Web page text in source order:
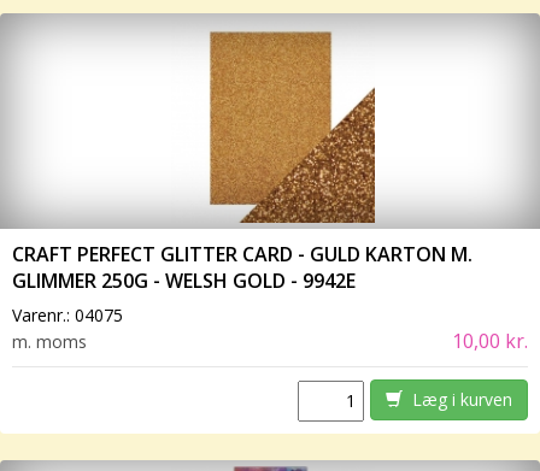
CRAFT PERFECT GLITTER CARD - GULD KARTON M.
GLIMMER 250G - WELSH GOLD - 9942E
Varenr.: 04075
m. moms
10,00 kr.
Læg i kurven